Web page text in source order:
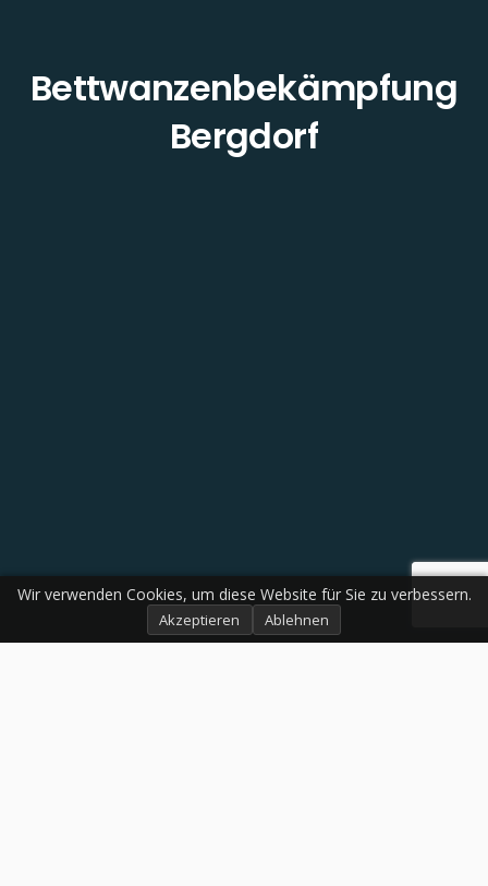
Bettwanzenbekämpfung
Bergdorf
Wir verwenden Cookies, um diese Website für Sie zu verbessern.
Akzeptieren Ablehnen